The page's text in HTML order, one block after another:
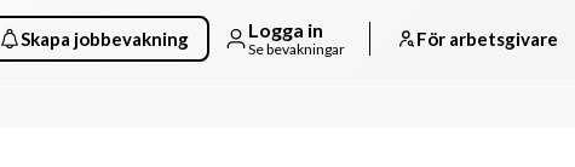
Skapa jobbevakning Logga in
Se bevakningar För arbetsgivare